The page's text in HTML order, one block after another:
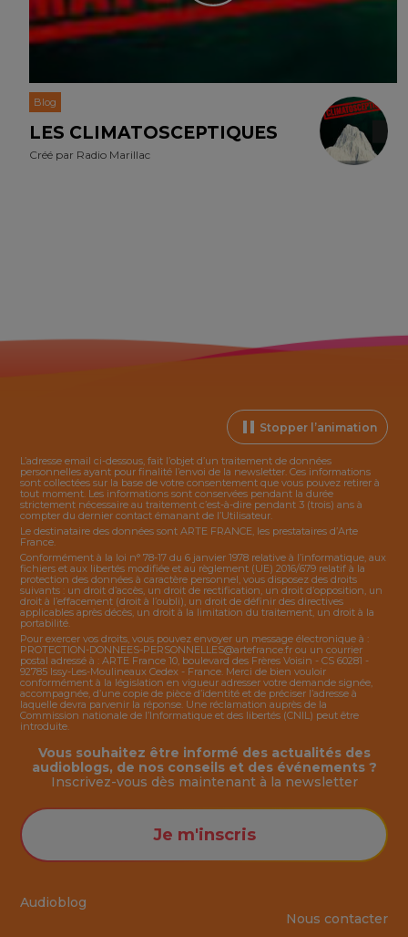
Blog
LES CLIMATOSCEPTIQUES
Créé par Radio Marillac
Stopper l’animation
L’adresse email ci-dessous, fait l’objet d’un traitement de données
personnelles ayant pour finalité l’envoi de la newsletter. Ces informations
sont collectées sur la base de votre consentement que vous pouvez retirer à
tout moment. Les informations sont conservées pendant la durée
strictement nécessaire au traitement c’est-à-dire pendant 3 (trois) ans à
compter du dernier contact émanant de l’Utilisateur.
Le destinataire des données sont ARTE FRANCE, les prestataires d’Arte
France.
Conformément à la loi n° 78-17 du 6 janvier 1978 relative à l’informatique, aux
fichiers et aux libertés modifiée et au règlement (UE) 2016/679 relatif à la
protection des données à caractère personnel, vous disposez des droits
suivants : un droit d’accès, un droit de rectification, un droit d’opposition, un
droit à l’effacement (droit à l’oubli), un droit de définir des directives
applicables après décès, un droit à la limitation du traitement, un droit à la
portabilité.
Pour exercer vos droits, vous pouvez envoyer un message électronique à :
PROTECTION-DONNEES-PERSONNELLES@artefrance.fr ou un courrier
postal adressé à : ARTE France 10, boulevard des Frères Voisin - CS 60281 -
92785 Issy-Les-Moulineaux Cedex - France. Merci de bien vouloir
conformément à la législation en vigueur adresser votre demande signée,
accompagnée, d’une copie de pièce d’identité et de préciser l’adresse à
laquelle devra parvenir la réponse. Une réclamation auprès de la
Commission nationale de l’Informatique et des libertés (CNIL) peut être
introduite.
Audioblog
Vous souhaitez être informé des actualités des
audioblogs, de nos conseils et des événements ?
Inscrivez-vous dès maintenant à la newsletter
Je m'inscris
Nous contacter